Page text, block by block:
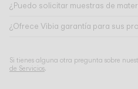
¿Puedo solicitar muestras de
¿Ofrece Vibia garantía para sus
Si tienes alguna otra pregunta sobre
de Servicios.